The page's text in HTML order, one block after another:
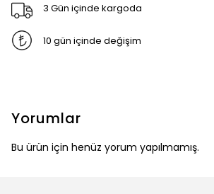
3 Gün içinde kargoda
10 gün içinde değişim
Yorumlar
Bu ürün için henüz yorum yapılmamış.